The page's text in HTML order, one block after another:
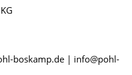
boskamp.de | info@pohl-